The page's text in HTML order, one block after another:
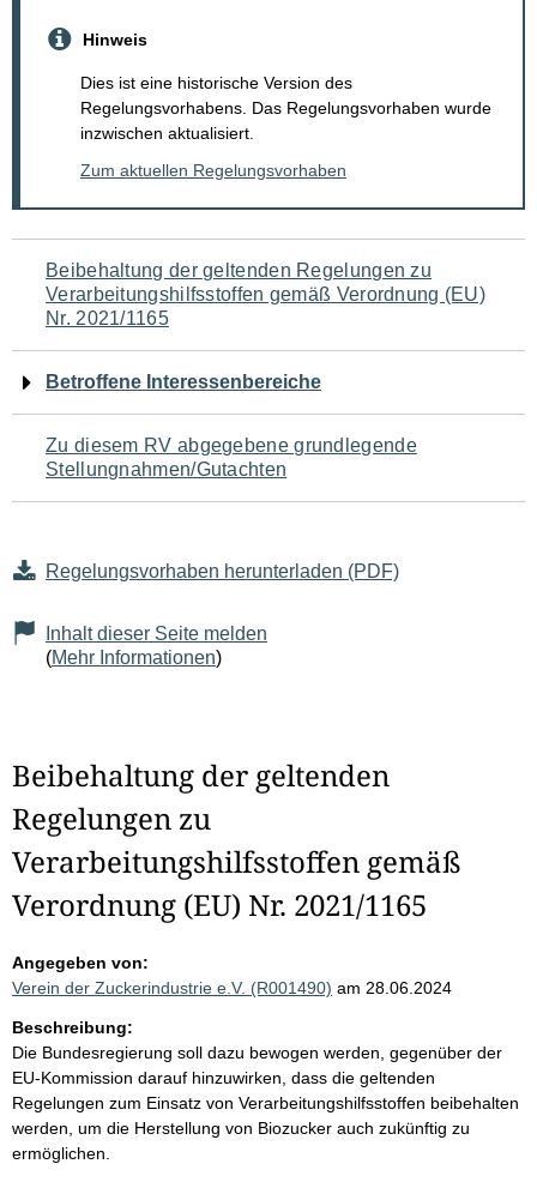
Hinweis
Dies ist eine historische Version des
Regelungsvorhabens. Das Regelungsvorhaben wurde
inzwischen aktualisiert.
Zum aktuellen Regelungsvorhaben
Navigation
für
den
Seiteninhalt
Beibehaltung der geltenden Regelungen zu
Verarbeitungshilfsstoffen gemäß Verordnung (EU)
Nr. 2021/1165
Betroffene Interessenbereiche
Zu diesem RV abgegebene grundlegende
Stellungnahmen/Gutachten
Regelungsvorhaben herunterladen (PDF)
Inhalt dieser Seite melden
(Mehr Informationen)
Beibehaltung der geltenden
Regelungen zu
Verarbeitungshilfsstoffen gemäß
Verordnung (EU) Nr. 2021/1165
Angegeben von:
Verein der Zuckerindustrie e.V. (R001490) am 28.06.2024
Beschreibung:
Die Bundesregierung soll dazu bewogen werden, gegenüber der
EU-Kommission darauf hinzuwirken, dass die geltenden
Regelungen zum Einsatz von Verarbeitungshilfsstoffen beibehalten
werden, um die Herstellung von Biozucker auch zukünftig zu
ermöglichen.